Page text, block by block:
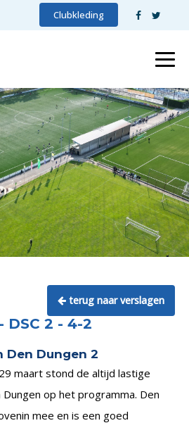
Clubkleding
terug naar verslagen
DSC 2 - 4-2
Den Dungen 2
maart stond de altijd lastige
op het programma. Den
mee en is een goed